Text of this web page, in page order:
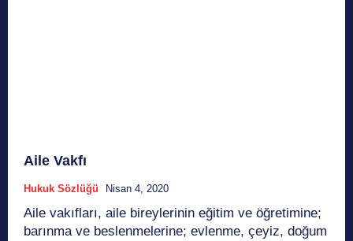
Aile Vakfı
Hukuk Sözlüğü Nisan 4, 2020
Aile vakıfları, aile bireylerinin eğitim ve öğretimine;
barınma ve beslenmelerine; evlenme, çeyiz, doğum